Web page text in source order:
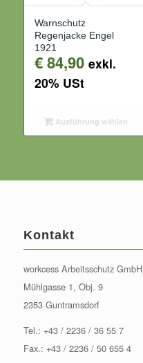
Warnschutz
Regenjacke Engel
1921
€84,90 exkl.
20% USt
Ausführung wählen
Kontakt
workcess Arbeitsschutz GmbH
Mühlgasse 1, Obj. 9
2353 Guntramsdorf
Tel.: +43 / 2236 / 36 55 7
Fax.: +43 / 2236 / 50 655 4